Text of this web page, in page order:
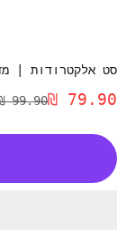
סט אלקטרודות |
מחיר מבצע
79.90 ₪ מחיר
99.90 ₪